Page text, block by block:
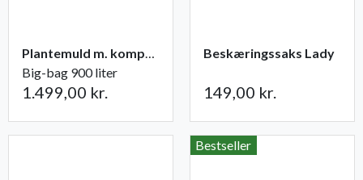
Plantemuld m. kompost fra Champost
Big-bag 900 liter
1.499,00 kr.
Beskæringssaks Lady
149,00 kr.
Bestseller